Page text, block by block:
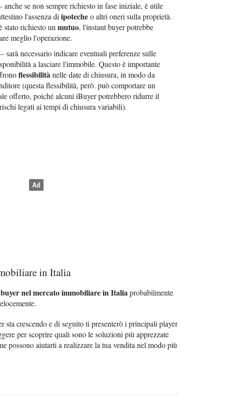
se non sempre richiesto in fase iniziale, è utile
l'assenza diipotecheo altri oneri sulla proprietà.
stato richiesto unmutuo, l'instant buyer potrebbe
meglio l'operazione.
sarà necessario indicare eventuali preferenze sulle
a lasciare l'immobile. Questo è importante
flessibilitànelle date di chiusura, in modo da
(questa flessibilità, però. può comportare un
offerto, poiché alcuni iBuyer potrebbero ridurre il
legati ai tempi di chiusura variabili).
in Italia
nel mercato immobiliare in Italiaprobabilmente
sta crescendo e di seguito ti presenterò i principali player
per scoprire quali sono le soluzioni più apprezzate
possono aiutarti a realizzare la tua vendita nel modo più